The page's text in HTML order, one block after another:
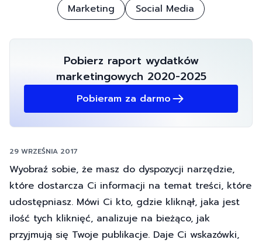
Marketing Social Media
Pobierz raport wydatków
marketingowych 2020-2025
Pobieram za darmo
29 WRZEŚNIA 2017
Wyobraź sobie, że masz do dyspozycji narzędzie,
które dostarcza Ci informacji na temat treści, które
udostępniasz. Mówi Ci kto, gdzie kliknął, jaka jest
ilość tych kliknięć, analizuje na bieżąco, jak
przyjmują się Twoje publikacje. Daje Ci wskazówki,